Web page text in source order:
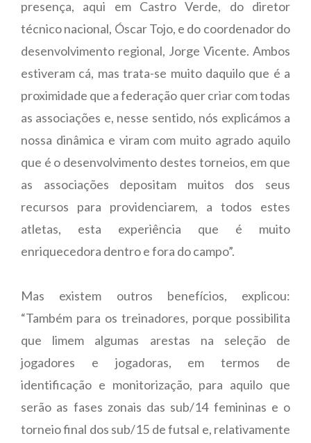
presença, aqui em Castro Verde, do diretor
técnico nacional, Óscar Tojo, e do coordenador do
desenvolvimento regional, Jorge Vicente. Ambos
estiveram cá, mas trata-se muito daquilo que é a
proximidade que a federação quer criar com todas
as associações e, nesse sentido, nós explicámos a
nossa dinâmica e viram com muito agrado aquilo
que é o desenvolvimento destes torneios, em que
as associações depositam muitos dos seus
recursos para providenciarem, a todos estes
atletas, esta experiência que é muito
enriquecedora dentro e fora do campo”.
Mas existem outros benefícios, explicou:
“Também para os treinadores, porque possibilita
que limem algumas arestas na seleção de
jogadores e jogadoras, em termos de
identificação e monitorização, para aquilo que
serão as fases zonais das sub/14 femininas e o
torneio final dos sub/15 de futsal e, relativamente